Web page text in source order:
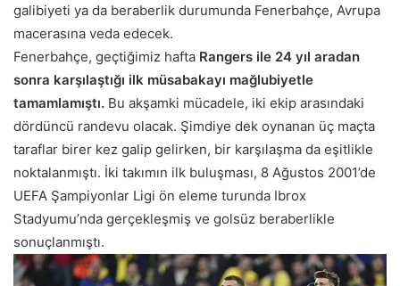
galibiyeti ya da beraberlik durumunda Fenerbahçe, Avrupa
macerasına veda edecek.
Fenerbahçe, geçtiğimiz hafta Rangers ile 24 yıl aradan
sonra karşılaştığı ilk müsabakayı mağlubiyetle
tamamlamıştı. Bu akşamki mücadele, iki ekip arasındaki
dördüncü randevu olacak. Şimdiye dek oynanan üç maçta
taraflar birer kez galip gelirken, bir karşılaşma da eşitlikle
noktalanmıştı. İki takımın ilk buluşması, 8 Ağustos 2001’de
UEFA Şampiyonlar Ligi ön eleme turunda Ibrox
Stadyumu’nda gerçekleşmiş ve golsüz beraberlikle
sonuçlanmıştı.